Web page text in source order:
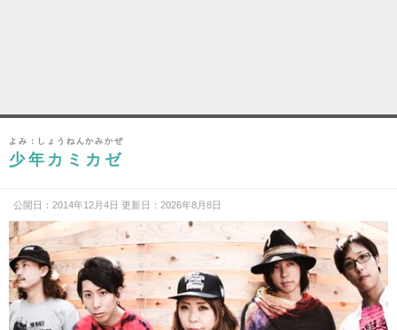
よみ：しょうねんかみかぜ
少年カミカゼ
公開日：2014年12月4日 更新日：2026年8月8日